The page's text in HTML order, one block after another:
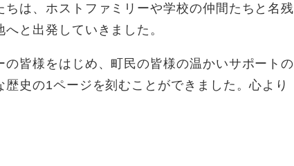
は、ホストファミリーや学校の仲間たちと名残
と出発していきました。
皆様をはじめ、町民の皆様の温かいサポートの
史の1ページを刻むことができました。心より